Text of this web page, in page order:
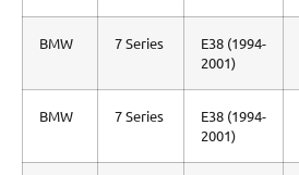
BMW 7 Series
E38 (1994-
2001)
BMW 7 Series
E38 (1994-
2001)